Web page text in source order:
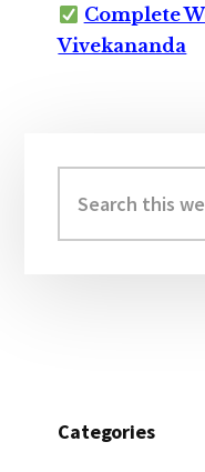
Complete
Vivekananda
Sidebar
this
website
Categories